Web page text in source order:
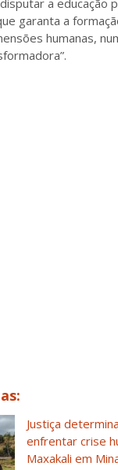
garanta a
humanas,
Justiça
enfrentar crise
Maxakali em